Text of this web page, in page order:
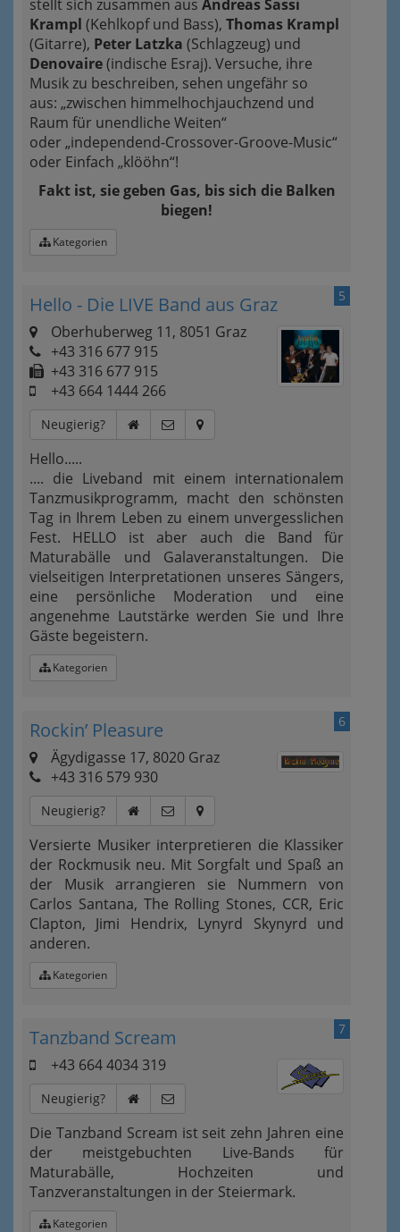
stellt sich zusammen aus Andreas Sassi
Krampl (Kehlkopf und Bass), Thomas Krampl
(Gitarre), Peter Latzka (Schlagzeug) und
Denovaire(indische Esraj). Versuche, ihre
Musik zu beschreiben, sehen ungefähr so
aus: „zwischen himmelhochjauchzend und
Raum für unendliche Weiten“
oder „independend-Crossover-Groove-Music“
oder Einfach „klööhn“!
Fakt ist, sie geben Gas, bis sich die Balken
biegen!
Kategorien
5
Hello - Die LIVE Band aus Graz
Oberhuberweg 11, 8051 Graz
+43 316 677 915
+43 316 677 915
+43 664 1444 266
Neugierig?
Hello.....
.... die Liveband mit einem internationalem
Tanzmusikprogramm, macht den schönsten
Tag in Ihrem Leben zu einem unvergesslichen
Fest. HELLO ist aber auch die Band für
Maturabälle und Galaveranstaltungen. Die
vielseitigen Interpretationen unseres Sängers,
eine persönliche Moderation und eine
angenehme Lautstärke werden Sie und Ihre
Gäste begeistern.
Kategorien
6
Rockin’ Pleasure
Ägydigasse 17, 8020 Graz
+43 316 579 930
Neugierig?
Versierte Musiker interpretieren die Klassiker
der Rockmusik neu. Mit Sorgfalt und Spaß an
der Musik arrangieren sie Nummern von
Carlos Santana, The Rolling Stones, CCR, Eric
Clapton, Jimi Hendrix, Lynyrd Skynyrd und
anderen.
Kategorien
7
Tanzband Scream
+43 664 4034 319
Neugierig?
Die Tanzband Scream ist seit zehn Jahren eine
der meistgebuchten Live-Bands für
Maturabälle, Hochzeiten und
Tanzveranstaltungen in der Steiermark.
Kategorien